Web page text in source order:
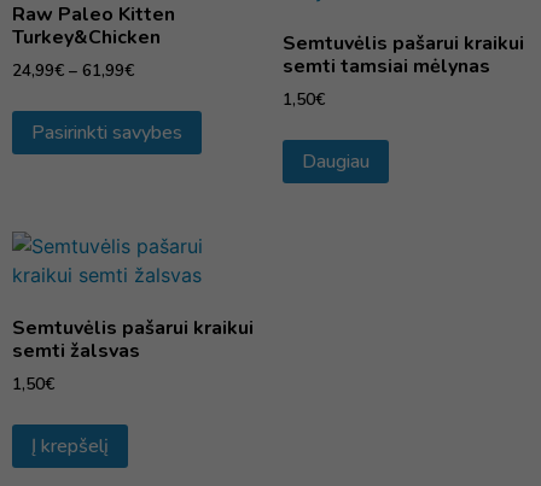
Raw Paleo Kitten
Turkey&Chicken
24,99€ – 61,99€
Pasirinkti savybes
Semtuvėlis pašarui kraikui
semti tamsiai mėlynas
1,50€
Daugiau
Semtuvėlis pašarui kraikui
semti žalsvas
1,50€
Į krepšelį